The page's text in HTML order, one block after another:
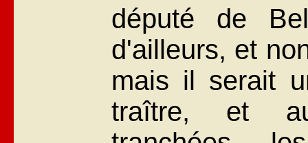
député de
d'ailleurs, et
mais il serait
traître, et